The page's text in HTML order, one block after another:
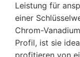
Leistung für
einer
Chrom-
Profil, ist sie